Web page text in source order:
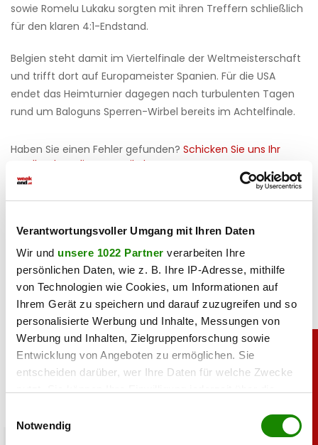
Verantwortungsvoller Umgang mit Ihren Daten
Wir und unsere 1022 Partner verarbeiten Ihre
persönlichen Daten, wie z. B. Ihre IP-Adresse, mithilfe
von Technologien wie Cookies, um Informationen auf
Ihrem Gerät zu speichern und darauf zuzugreifen und so
personalisierte Werbung und Inhalte, Messungen von
Werbung und Inhalten, Zielgruppenforschung sowie
Entwicklung von Angeboten zu ermöglichen. Sie
entscheiden darüber, wer Ihre Daten für welche Zwecke
Trigger Symbol ändern oder widerrufen
Notwendig
sowie Romelu Lukaku sorgten mit ihren Treffern schließlich
für den klaren 4:1-Endstand.
Belgien steht damit im Viertelfinale der Weltmeisterschaft
und trifft dort auf Europameister Spanien. Für die USA
endet das Heimturnier dagegen nach turbulenten Tagen
rund um Baloguns Sperren-Wirbel bereits im Achtelfinale.
Haben Sie einen Fehler gefunden? Schicken Sie uns Ihr
Feedback zu diesem Artikel.
teilen